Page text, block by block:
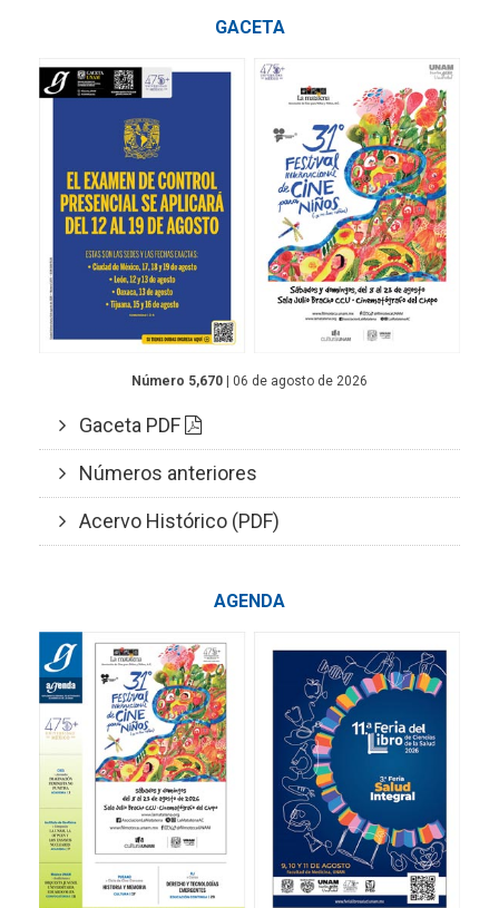
GACETA
Número 5,670 | 06 de agosto de 2026
Gaceta PDF
Números anteriores
Acervo Histórico (PDF)
AGENDA